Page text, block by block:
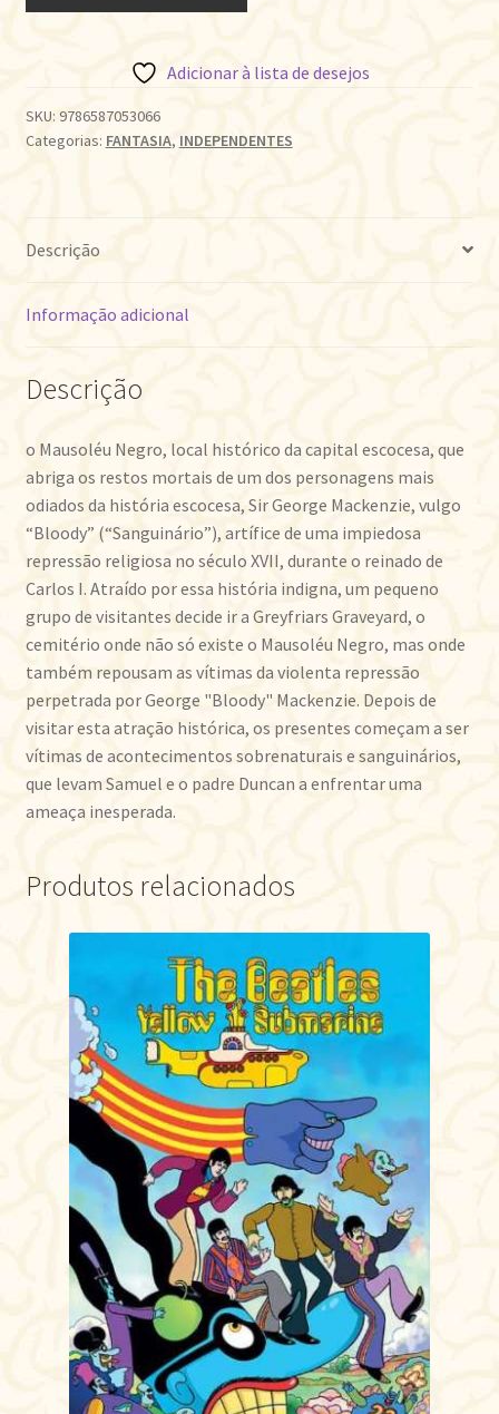
Adicionar à lista de desejos
SKU: 9786587053066
Categorias: FANTASIA, INDEPENDENTES
Descrição
Informação adicional
Descrição
o Mausoléu Negro, local histórico da capital escocesa, que
abriga os restos mortais de um dos personagens mais
odiados da história escocesa, Sir George Mackenzie, vulgo
“Bloody” (“Sanguinário”), artífice de uma impiedosa
repressão religiosa no século XVII, durante o reinado de
Carlos I. Atraído por essa história indigna, um pequeno
grupo de visitantes decide ir a Greyfriars Graveyard, o
cemitério onde não só existe o Mausoléu Negro, mas onde
também repousam as vítimas da violenta repressão
perpetrada por George "Bloody" Mackenzie. Depois de
visitar esta atração histórica, os presentes começam a ser
vítimas de acontecimentos sobrenaturais e sanguinários,
que levam Samuel e o padre Duncan a enfrentar uma
ameaça inesperada.
Produtos relacionados